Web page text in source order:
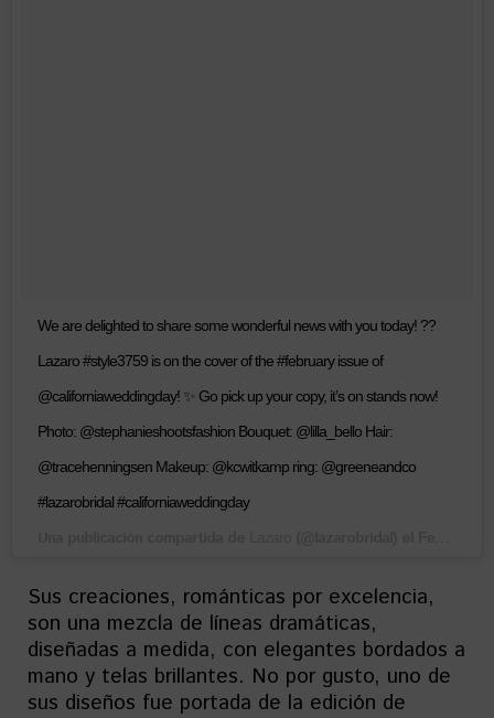
We are delighted to share some wonderful news with you today! ??
Lazaro #style3759 is on the cover of the #february issue of
@californiaweddingday! ✨ Go pick up your copy, it’s on stands now!
Photo: @stephanieshootsfashion Bouquet: @lilla_bello Hair:
@tracehenningsen Makeup: @kcwitkamp ring: @greeneandco
#lazarobridal #californiaweddingday
Sus creaciones, románticas por excelencia,
son una mezcla de líneas dramáticas,
diseñadas a medida, con elegantes bordados a
mano y telas brillantes. No por gusto, uno de
sus diseños fue portada de la edición de